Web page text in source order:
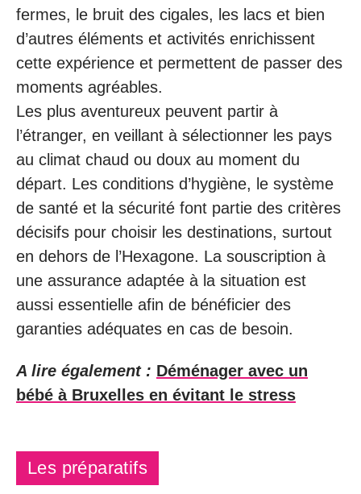
fermes, le bruit des cigales, les lacs et bien
d’autres éléments et activités enrichissent
cette expérience et permettent de passer des
moments agréables.
Les plus aventureux peuvent partir à
l’étranger, en veillant à sélectionner les pays
au climat chaud ou doux au moment du
départ. Les conditions d’hygiène, le système
de santé et la sécurité font partie des critères
décisifs pour choisir les destinations, surtout
en dehors de l’Hexagone. La souscription à
une assurance adaptée à la situation est
aussi essentielle afin de bénéficier des
garanties adéquates en cas de besoin.
A lire également : Déménager avec un
bébé à Bruxelles en évitant le stress
Les préparatifs